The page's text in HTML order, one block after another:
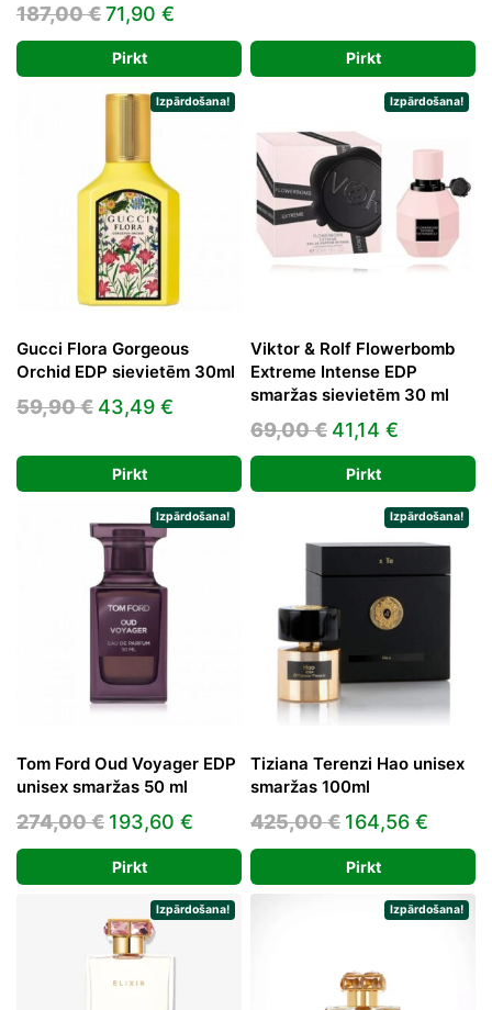
187,00€Original
price
was:
187,00 €.
71,90 €
price
is:
71,90 €.
Pirkt
195,00 €.
Pirkt
Izpārdošana!
Gucci Flora Gorgeous
Orchid EDP sievietēm 30ml
59,90€ Original
was:
59,90 €.
43,49 €
43,49 €.
Pirkt
Izpārdošana!
Viktor & Rolf Flowerbomb
Extreme Intense EDP
smaržas sievietēm 30 ml
69,00€ Original
price
was:
69,00 €.
41,14 €
price
is:
41,14 €.
Pirkt
Izpārdošana!
Tom Ford Oud Voyager EDP
unisex smaržas 50 ml
274,00€ Original
price
was:
274,00 €.
193,60 € Current
price
is:
193,60 €.
Pirkt
Izpārdošana!
Tiziana Terenzi Hao unisex
smaržas 100ml
425,00€ Original
price
was:
425,00 €.
164,56 €
price
is:
Pirkt
Izpārdošana! Izpārdošana!